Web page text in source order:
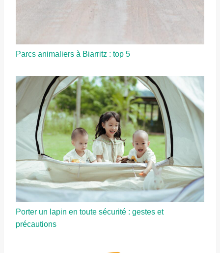
Parcs animaliers à Biarritz : top 5
Porter un lapin en toute sécurité : gestes et
précautions